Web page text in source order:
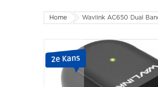
Home Wavlink AC650 Dual